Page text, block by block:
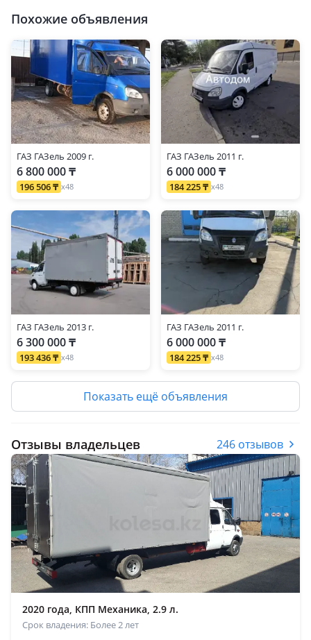
Похожие объявления
ГАЗ ГАЗель 2009 г.
6 800 000 ₸
196 506 ₸ x48
ГАЗ ГАЗель 2011 г.
6 000 000 ₸
184 225 ₸ x48
ГАЗ ГАЗель 2013 г.
6 300 000 ₸
193 436 ₸ x48
ГАЗ ГАЗель 2011 г.
6 000 000 ₸
184 225 ₸ x48
Показать ещё объявления
Отзывы владельцев 246 отзывов
2020 года, КПП Механика, 2.9 л.
Срок владения: Более 2 лет